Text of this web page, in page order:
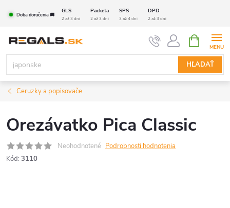
Doba doručenia 🚚
GLS Packeta SPS DPD
2 až 3 dni 2 až 3 dni 3 až 4 dni 2 až 3 dni
HĽADAŤ
KOŠÍK
Ceruzky a popisovače
Orezávatko Pica Classic
Neohodnotené Podrobnosti hodnotenia
Kód: 3110